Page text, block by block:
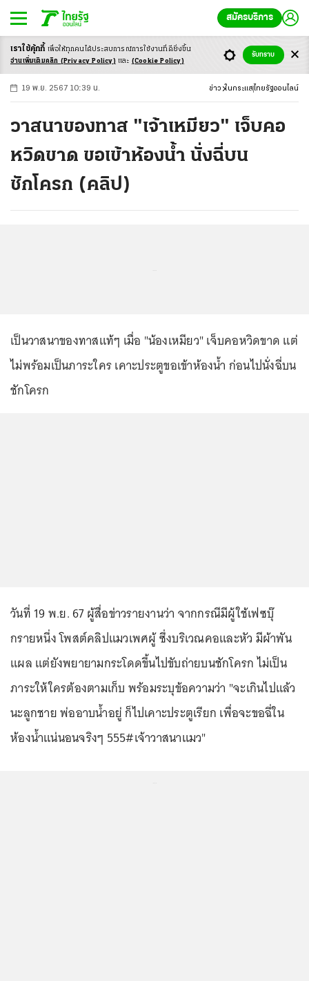
สมัครบริการ
-ก ก ก+
19 พ.ย. 2567 10:39 น. ข่าว ในกระแส ไทยรัฐออนไลน์
วาสนาของทาส "เจ้าเหมียว" เจ็บคอ
หวิดขาด ขอเข้าห้องน้ำ นั่งฉี่บน
ชักโครก (คลิป)
เป็นวาสนาของทาสแท้ๆ เมื่อ "น้องเหมียว" เจ็บคอหวิดขาด แต่
ไม่พร้อมเป็นภาระใคร เคาะประตูขอเข้าห้องน้ำ ก่อนไปนั่งฉี่บน
ชักโครก
วันที่ 19 พ.ย. 67 ผู้สื่อข่าวรายงานว่า จากกรณีมีผู้ใช้เฟซบุ๊
กรายหนึ่ง โพสต์คลิปแมวเพศผู้ ซึ่งบริเวณคอและหัว มีผ้าพัน
แผล แต่ยังพยายามกระโดดขึ้นไปขับถ่ายบนชักโครก ไม่เป็น
ภาระให้ใครต้องตามเก็บ พร้อมระบุข้อความว่า "จะเกินไปแล้ว
นะลูกชาย พ่ออาบน้ำอยู่ ก็ไปเคาะประตูเรียก เพื่อจะขอฉี่ใน
ห้องน้ำแน่นอนจริงๆ 555#เจ้าวาสนาแมว"
เราใช้คุ้กกี้ เพื่อให้ทุกคนได้ประสบการณ์การใช้งานที่ดียิ่งขึ้น
อ่านเพิ่มเติมคลิก (Privacy Policy) และ (Cookie Policy)
รับทราบ